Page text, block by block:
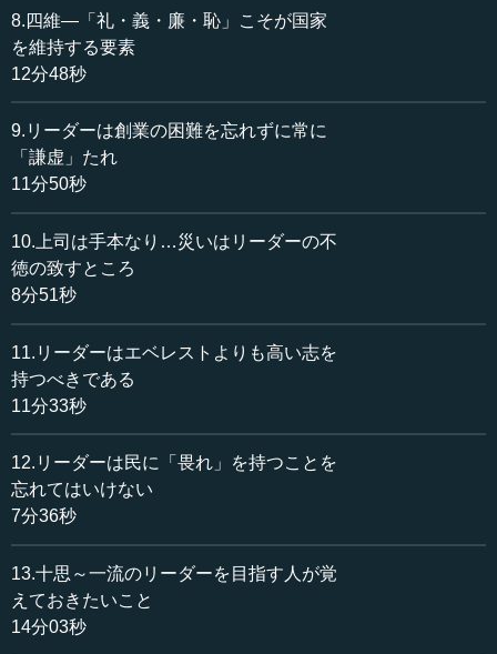
ればいけない。それで正しさに返る」ということです。
前のビルを壊して新しいビルを建てる場合を考えましょ
けて整地にし、何にもなくして真っ平らな土地に戻してか
ら建てますね。あれが「撥乱反正」です。まず乱を正さな
ければいけない、打たなければいけない。そうやって正し
さに返ることが、まず基本です。
今でも、M＆Aなどで会社を買うことが非常に流行してい
ますが、私が見ていても、失敗する例では、最初に「撥乱
反正」をしていません。欠点を残したまま、組み入れてし
まうことが非常に多く、その結果、本体にも影響が出てし
まう。そういう取り入れ方は絶対に良くない。そのために
もぜひ「撥乱反正」という言葉を知っていただきたい。こ
●「創業」と「守成」の本来の意味
「創業垂統」と言います。「創業」とはどういうことか。
「業を創る」ことですが、その時に忘れてほしくないのが
「垂統」です。これは「伝統を垂れる」という...
8.四維―「礼・義・廉・恥」こそが国家
を維持する要素
12分48秒
9.リーダーは創業の困難を忘れずに常に
「謙虚」たれ
11分50秒
10.上司は手本なり…災いはリーダーの不
徳の致すところ
8分51秒
11.リーダーはエベレストよりも高い志を
持つべきである
11分33秒
12.リーダーは民に「畏れ」を持つことを
忘れてはいけない
7分36秒
13.十思～一流のリーダーを目指す人が覚
えておきたいこと
14分03秒